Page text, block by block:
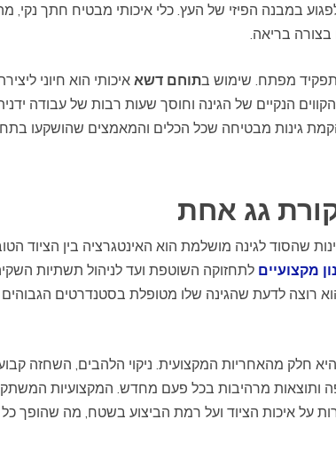
במבנה הפיזי של העץ. כלי איכותי מבטיח חתך נקי,
בריאה.
מפתח. שימוש בתוחם דשאאיכותי הוא חיוני
הנקיים של הגינה וחוסך שעות רבות של עבודה
גינות מבטיחה שכל הכלים והמאמצים שהושקעו
גג אחת
שהסוד לגינה מושלמת הוא האינטגרציה בין הציוד
מקצועיים לתחזוקה השוטפת ועד לניהול תשתיות
רוצה לדעת שהגינה שלו מטופלת בסטנדרטים
חלק מהאחריות המקצועית. ניקוי הלהבים, השחזה
ותוצאות מרהיבות בכל פעם מחדש. המקצועיות
איכות הציוד ועל רמת הביצוע בשטח, מה שהופך כל